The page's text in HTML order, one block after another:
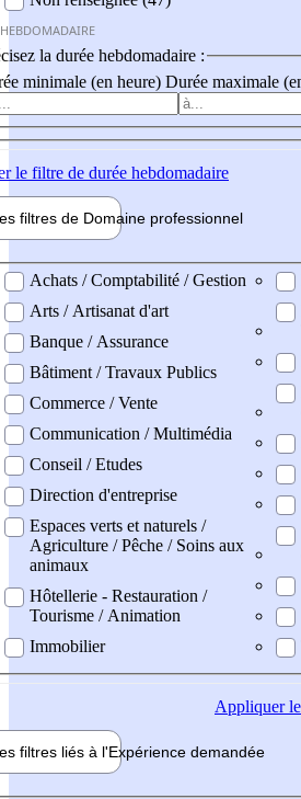
la durée hebdomadaire :
minimale (en heure) Durée maximale
le filtre de durée hebdomadaire
filtres de Domaine professionnel
professionel
Achats / Comptabilité / Gestion
Arts / Artisanat d'art
Banque / Assurance
Bâtiment / Travaux Publics
Commerce / Vente
Communication / Multimédia
Conseil / Etudes
Direction d'entreprise
Espaces verts et naturels /
Agriculture / Pêche / Soins aux
animaux
Hôtellerie - Restauration /
Tourisme / Animation
Immobilier
Appliquerle
filtres liés à l'Expérience demandée